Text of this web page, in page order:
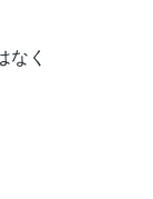
なく